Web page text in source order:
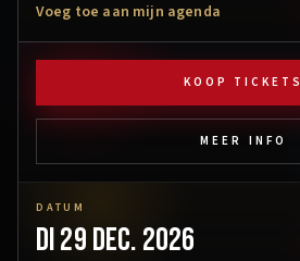
Voeg toe aan mijn agenda
KOOP TICKETS
MEER INFO
DATUM
di 29 dec. 2026